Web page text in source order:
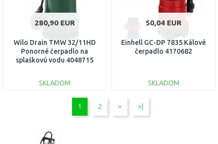
280,90 EUR
Wilo Drain TMW 32/11HD
Ponorné čerpadlo na
splaškovú vodu 4048715
SKLADOM
DO KOŠÍKA
50,04 EUR
Einhell GC-DP 7835 Kálové
čerpadlo 4170682
SKLADOM
1 2 > >|